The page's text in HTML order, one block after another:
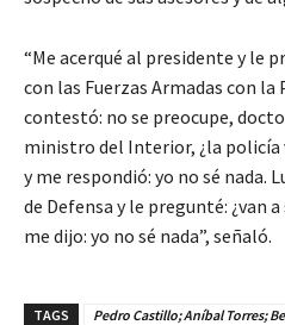
“Me acerqué al presidente y le
con las Fuerzas Armadas con
contestó: no se preocupe,
ministro del Interior, ¿la policía
y me respondió: yo no sé nada.
de Defensa y le pregunté: ¿van
me dijo: yo no sé nada”, señaló.
TAGS Pedro Castillo; Aníbal Torres;